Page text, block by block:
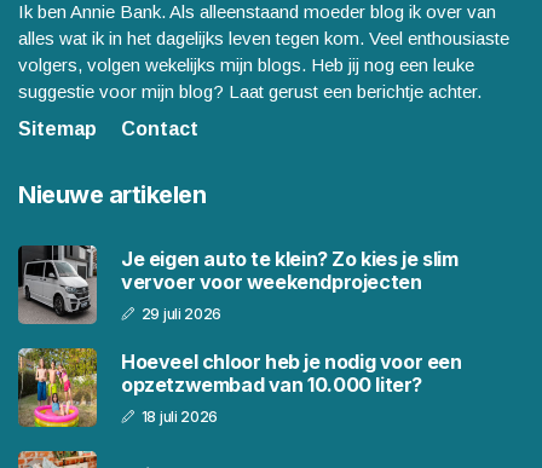
Ik ben Annie Bank. Als alleenstaand moeder blog ik over van
alles wat ik in het dagelijks leven tegen kom. Veel enthousiaste
volgers, volgen wekelijks mijn blogs. Heb jij nog een leuke
suggestie voor mijn blog? Laat gerust een berichtje achter.
Sitemap
Contact
Nieuwe artikelen
Je eigen auto te klein? Zo kies je slim
vervoer voor weekendprojecten
29 juli 2026
Hoeveel chloor heb je nodig voor een
opzetzwembad van 10.000 liter?
18 juli 2026